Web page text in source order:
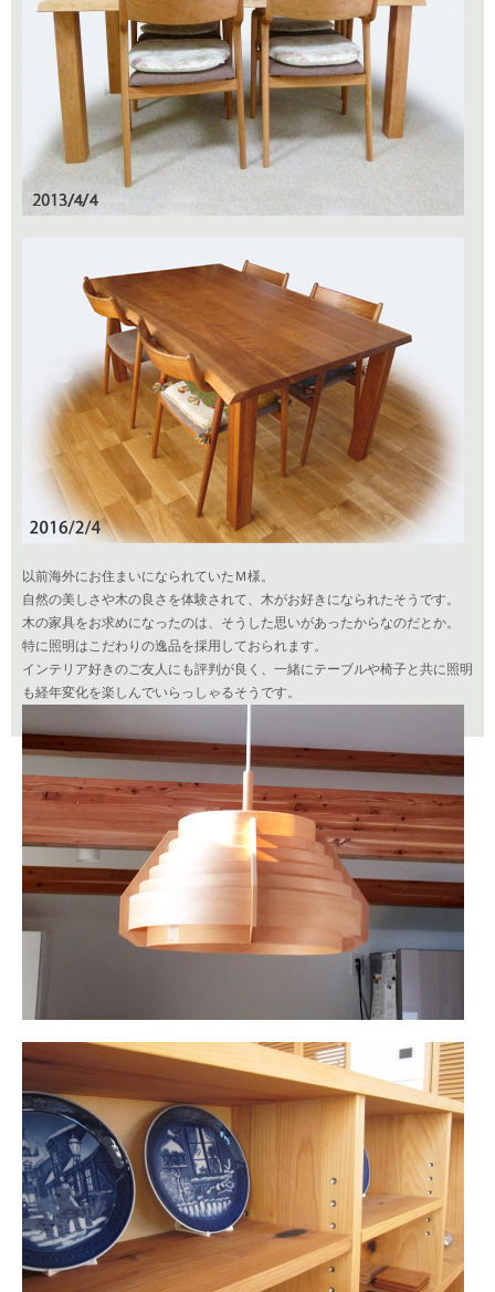
以前海外にお住まいになられていたＭ様。
自然の美しさや木の良さを体験されて、木がお好きになられたそうです。
木の家具をお求めになったのは、そうした思いがあったからなのだとか。
特に照明はこだわりの逸品を採用しておられます。
インテリア好きのご友人にも評判が良く、一緒にテーブルや椅子と共に照明
も経年変化を楽しんでいらっしゃるそうです。